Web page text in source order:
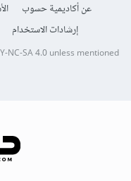
عن أكاديمية حسوب
إرشادات الاستخدام
NC-SA 4.0unless mentioned